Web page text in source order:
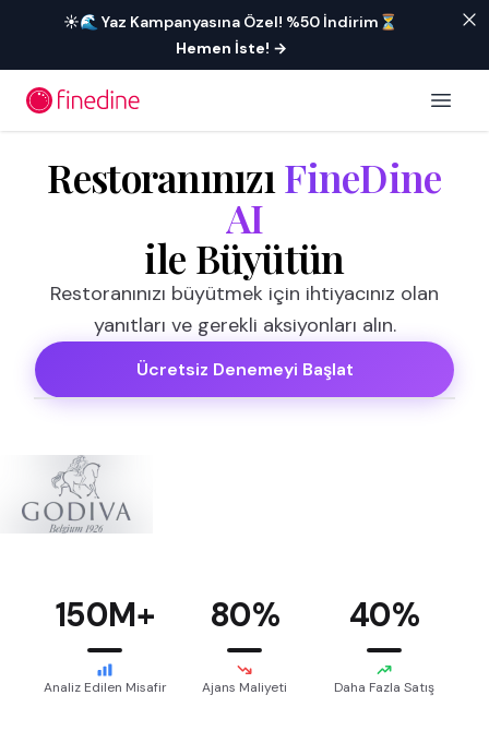
İçeriğe geç☀️🌊 Yaz Kampanyasına Özel! %50 İndirim⏳
Hemen İste! →
Open
Restoranınızı FineDine
AI
ile Büyütün
Restoranınızı büyütmek için ihtiyacınız olan
yanıtları ve gerekli aksiyonları alın.
Ücretsiz Denemeyi Başlat
150M+
Analiz Edilen Misafir
80%
Ajans Maliyeti
40%
Daha Fazla Satış